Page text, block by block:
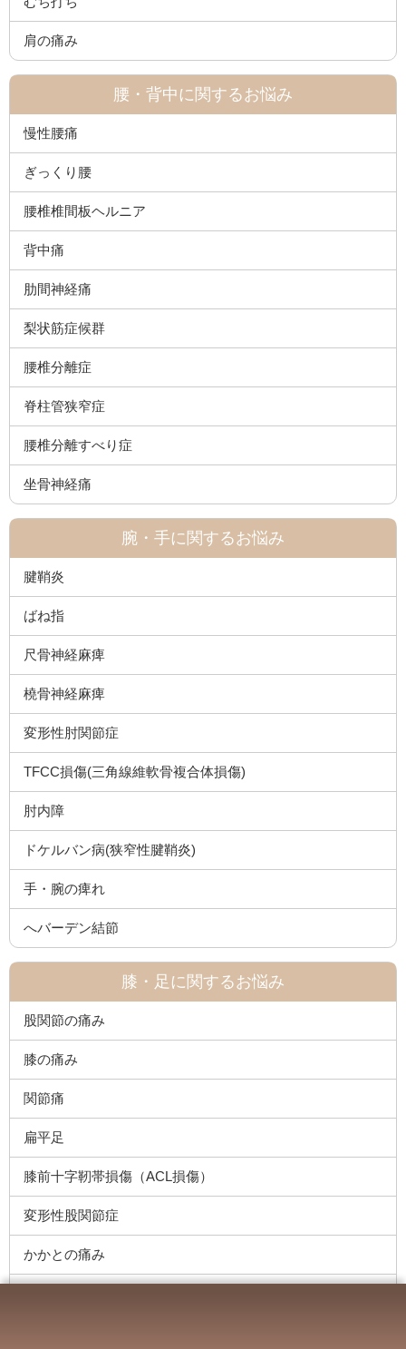
肩の痛み
腰・背中に関するお悩み
慢性腰痛
ぎっくり腰
腰椎椎間板ヘルニア
背中痛
肋間神経痛
梨状筋症候群
腰椎分離症
脊柱管狭窄症
腰椎分離すべり症
坐骨神経痛
腕・手に関するお悩み
腱鞘炎
ばね指
尺骨神経麻痺
橈骨神経麻痺
変形性肘関節症
TFCC損傷(三角線維軟骨複合体損傷)
肘内障
ドケルバン病(狭窄性腱鞘炎)
手・腕の痺れ
へバーデン結節
膝・足に関するお悩み
股関節の痛み
膝の痛み
関節痛
扁平足
膝前十字靭帯損傷（ACL損傷）
変形性股関節症
かかとの痛み